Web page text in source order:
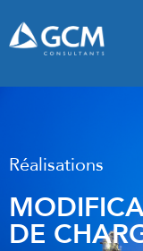
Réalisations
DE